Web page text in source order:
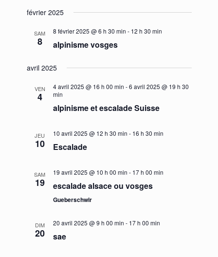
février 2025
SAM
8
8 février 2025 @ 6 h 30 min - 12 h 30 min
alpinisme vosges
avril 2025
VEN
4
4 avril 2025 @ 16 h 00 min -6 avril 2025 @ 19 h 30
min
alpinisme et escalade Suisse
JEU
10
10 avril 2025 @ 12 h 30 min - 16 h 30 min
Escalade
SAM
19
19 avril 2025 @ 10 h 00 min - 17 h 00 min
escalade alsace ou vosges
Gueberschwir
DIM
20
20 avril 2025 @ 9 h 00 min - 17 h 00 min
sae